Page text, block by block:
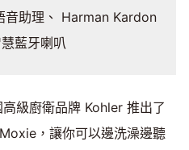
音助理、 Harman Kardon
藍牙喇叭
級廚衛品牌 Kohler 推出了
，讓你可以邊洗澡邊聽